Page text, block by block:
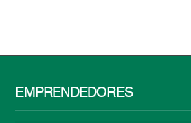
EMPRENDEDORES